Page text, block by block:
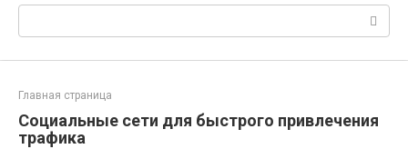
Поиск:
Главная страница
Социальные сети для быстрого привлечения
трафика